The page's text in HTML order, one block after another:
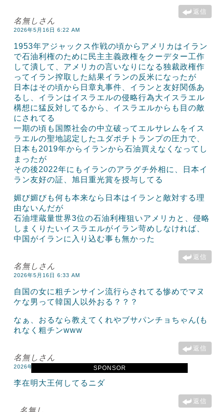
SPONSOR
返信
名無しさん
2026年5月16日 6:22 AM
1953年アジャックス作戦の頃からアメリカはイラン
で石油利権のために民主主義政権をクーデター工作
して潰して、アメリカの言いなりになる独裁政権作
ってイラン搾取した結果イランの反米になったが
日本はその頃から日章丸事件、イランと友好関係あ
るし、イランはイスラエルの侵略行為大イスラエル
構想に猛反対してるから、イスラエルからも目の敵
にされてる
一期の頃も国際社会の中立破ってエルサレムをイス
ラエルの聖地認定したユダポチトランプの圧力で、
日本も2019年からイランから石油買えなくなってし
まったが
その後2022年にもイランのアラグチ外相に、日本イ
ラン友好の証、旭日重光賞を授与してる
媚び媚びも何も本来なら日本はイランと敵対する理
由ないんだが
石油埋蔵量世界3位の石油利権狙いアメリカと、侵略
しまくりたいイスラエルがイラン苛めしなければ、
中国がイランに入り込む事も無かった
返信
名無しさん
2026年5月16日 6:33 AM
自国の女に粗チンサイン流行らされてる惨めでマヌ
ケな男って韓国人以外おる？？？
なぁ、おるなら教えてくれやブサパンチョちゃん(も
れなく粗チンwww
返信
名無しさん
2026年5月16日 9:06 AM
李在明大王何してるニダ
返信
名無し